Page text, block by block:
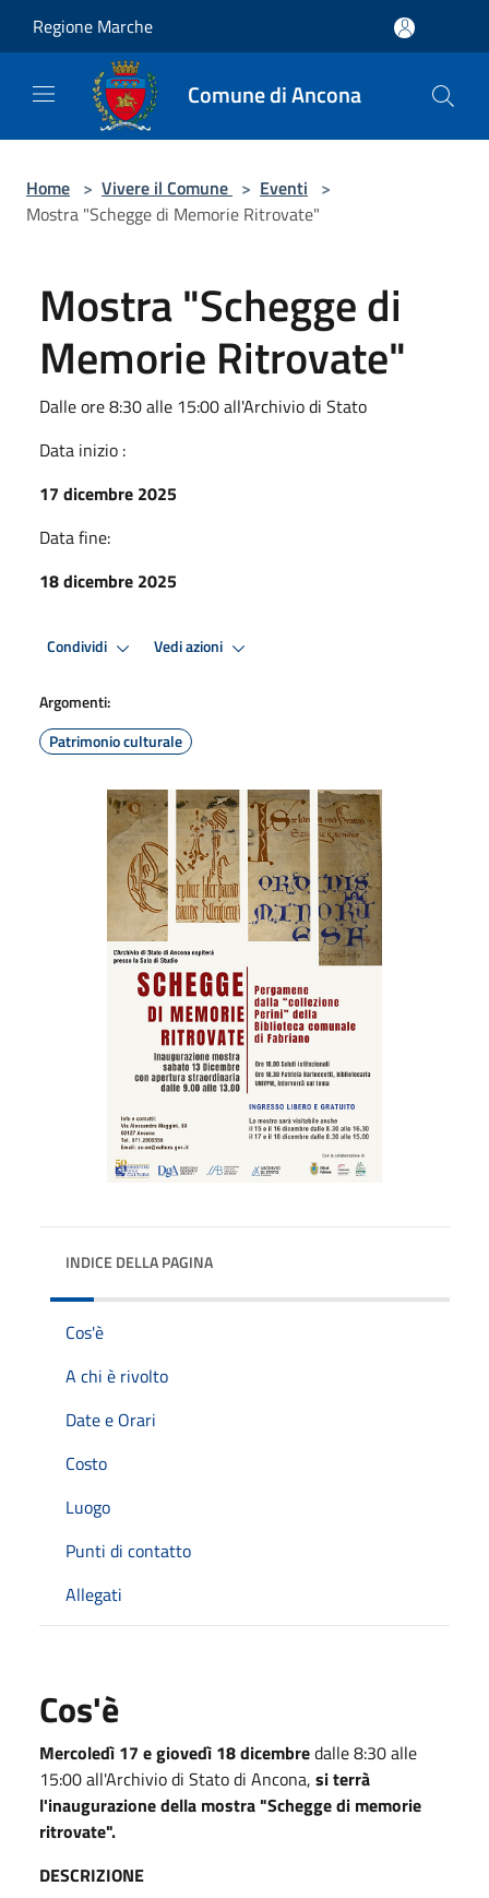
Regione Marche
Comune di Ancona
Home > Vivere il Comune > Eventi >
Mostra "Schegge di Memorie Ritrovate"
Mostra "Schegge di
Memorie Ritrovate"
Dalle ore 8:30 alle 15:00 all'Archivio di Stato
Data inizio :
17 dicembre 2025
Data fine:
18 dicembre 2025
Condividi Vedi azioni
Argomenti:
Patrimonio culturale
INDICE DELLA PAGINA
Cos'è
A chi è rivolto
Date e Orari
Costo
Luogo
Punti di contatto
Allegati
Cos'è
Mercoledì 17 e giovedì 18 dicembredalle 8:30 alle
15:00 all'Archivio di Stato di Ancona, si terrà
l'inaugurazione della mostra "Schegge di memorie
ritrovate".
DESCRIZIONE